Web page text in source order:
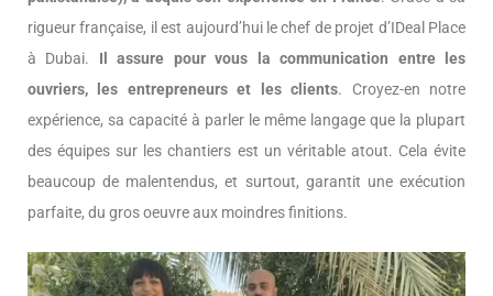
rigueur française, il est aujourd’hui le chef de projet d’IDeal Place
à Dubai. Il assure pour vous la communication entre les
ouvriers, les entrepreneurs et les clients. Croyez-en notre
expérience, sa capacité à parler le même langage que la plupart
des équipes sur les chantiers est un véritable atout. Cela évite
beaucoup de malentendus, et surtout, garantit une exécution
parfaite, du gros oeuvre aux moindres finitions.